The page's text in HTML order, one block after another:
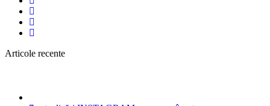
Articole recente